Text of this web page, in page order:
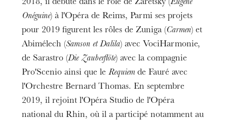
2018, il débute dans le rôle de Zaretsky (Eugène
Onéguine) à l'Opéra de Reims, Parmi ses projets
pour 2019 figurent les rôles de Zuniga (Carmen) et
Abimélech (Samson et Dalila) avec VociHarmonie,
de Sarastro (Die Zauberflöte) avec la compagnie
Pro'Scenio ainsi que leRequiemde Fauré avec
l'Orchestre Bernard Thomas. En septembre
2019, il rejoint l'Opéra Studio de l'Opéra
national du Rhin, où il a participé notamment au